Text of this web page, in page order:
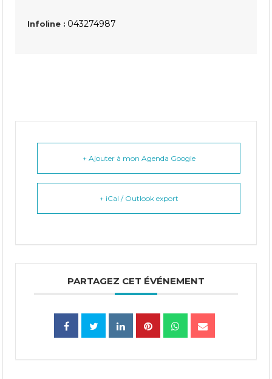
Infoline : 043274987
+ Ajouter à mon Agenda Google
+ iCal / Outlook export
PARTAGEZ CET ÉVÉNEMENT